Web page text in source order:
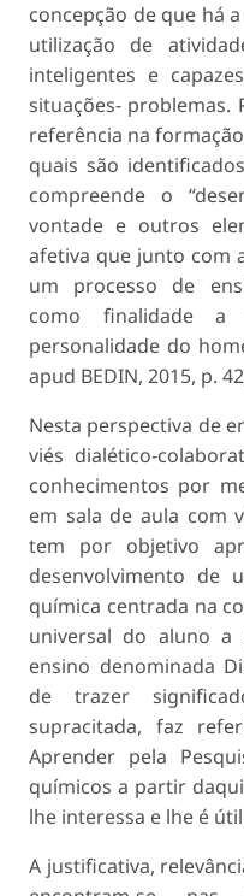
concepção de que há
utilização de
inteligentes e
situações- problemas.
referência na
quais são
compreende o
vontade e outros
afetiva que junto com
um processo de
como finalidade a
personalidade do
apud BEDIN, 2015, p.
Nesta perspectiva de
viés dialético-
conhecimentos por
em sala de aula com
tem por objetivo
desenvolvimento de
química centrada na
universal do aluno
ensino denominada
de trazer
supracitada, faz
Aprender pela
químicos a partir
lhe interessa e lhe é
A justificativa,